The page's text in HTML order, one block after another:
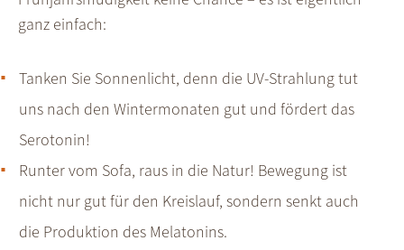
ganz einfach:
Tanken Sie Sonnenlicht, denn die UV-Strahlung tut
uns nach den Wintermonaten gut und fördert das
Serotonin!
Runter vom Sofa, raus in die Natur! Bewegung ist
nicht nur gut für den Kreislauf, sondern senkt auch
die Produktion des Melatonins.